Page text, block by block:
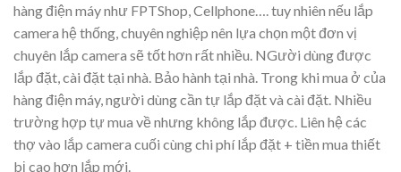
hàng điện máy như FPTShop, Cellphone…. tuy nhiên nếu lắp
camera hệ thống, chuyên nghiệp nên lựa chọn một đơn vị
chuyên lắp camera sẽ tốt hơn rất nhiều. NGười dùng được
lắp đặt, cài đặt tại nhà. Bảo hành tại nhà. Trong khi mua ở của
hàng điện máy, người dùng cần tự lắp đặt và cài đặt. Nhiều
trường hợp tự mua về nhưng không lắp được. Liên hệ các
thợ vào lắp camera cuối cùng chi phí lắp đặt + tiền mua thiết
bị cao hơn lắp mới.